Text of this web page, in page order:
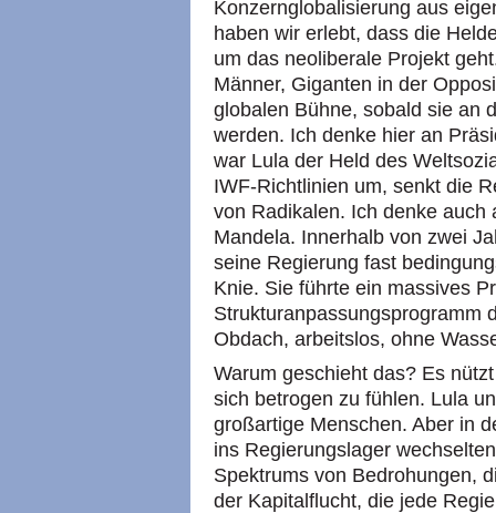
Konzernglobalisierung aus
haben wir erlebt, dass die
um das neoliberale Projekt
Männer, Giganten in der
globalen Bühne, sobald sie an
werden. Ich denke hier an
war Lula der Held des
IWF-Richtlinien um, senkt die
von Radikalen. Ich denke
Mandela. Innerhalb von zwei
seine Regierung fast
Knie. Sie führte ein massives
Strukturanpassungsprogramm
Obdach, arbeitslos, ohne
Warum geschieht das? Es
sich betrogen zu fühlen. Lula
großartige Menschen. Aber in
ins Regierungslager
Spektrums von Bedrohungen,
der Kapitalflucht, die jede